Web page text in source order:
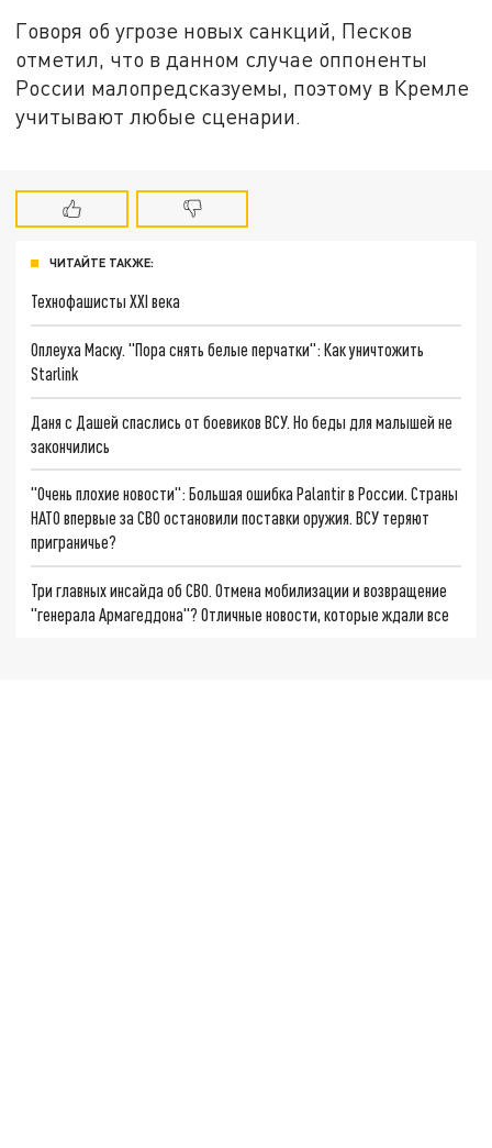
Говоря об угрозе новых санкций, Песков
отметил, что в данном случае оппоненты
России малопредсказуемы, поэтому в Кремле
учитывают любые сценарии.
ЧИТАЙТЕ ТАКЖЕ:
Технофашисты XXI века
Оплеуха Маску. "Пора снять белые перчатки": Как уничтожить
Starlink
Даня с Дашей спаслись от боевиков ВСУ. Но беды для малышей не
закончились
"Очень плохие новости": Большая ошибка Palantir в России. Страны
НАТО впервые за СВО остановили поставки оружия. ВСУ теряют
приграничье?
Три главных инсайда об СВО. Отмена мобилизации и возвращение
"генерала Армагеддона"? Отличные новости, которые ждали все